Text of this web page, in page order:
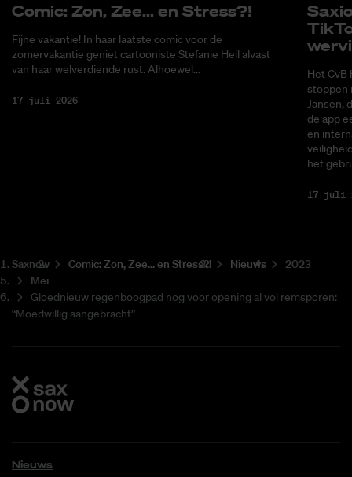
Co­mic: Zon, Zee... en Stress?!
Fijne vakantie! In haar laatste comic voor de
zomervakantie geniet cartooniste Stefanie Heil alvast
van haar welverdiende rust. Alhoewel...
17 juli 2026
Het CvB
stoppen
Jansen,
de app
en
het
17 juli
Saxnow Co­mic: Zon, Zee... en Stress?! Nieuws
2023
Mei
Gloednieuw regenboogpad nog voor opening al vol remsporen:
“Moedwillig aangebracht”
Nieuws